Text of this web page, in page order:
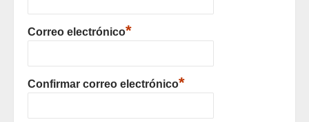
Correo electrónico*
Confirmar correo electrónico*